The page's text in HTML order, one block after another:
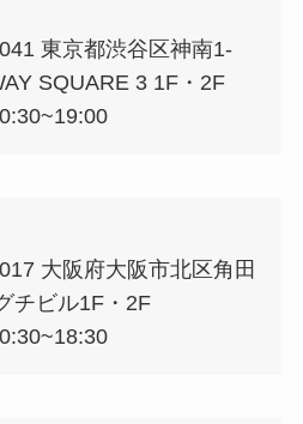
東京都渋谷区神南1-
SQUARE 3 1F・2F
大阪府大阪市北区角田
チビル1F・2F